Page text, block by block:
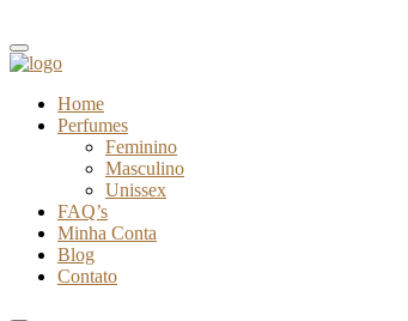
Home
Perfumes
Feminino
Masculino
Unissex
FAQ’s
Minha Conta
Blog
Contato